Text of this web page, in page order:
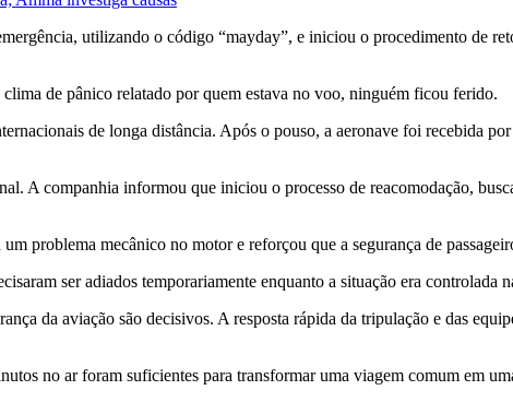
utilizando o código “mayday”, e iniciou o procedimento de
de pânico relatado por quem estava no voo, ninguém ficou ferido.
de longa distância. Após o pouso, a aeronave foi recebida
A companhia informou que iniciou o processo de reacomodação,
problema mecânico no motor e reforçou que a segurança de
ser adiados temporariamente enquanto a situação era controlada
da aviação são decisivos. A resposta rápida da tripulação e das
no ar foram suficientes para transformar uma viagem comum em